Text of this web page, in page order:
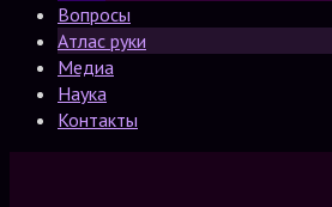
Вопросы
Атлас руки
Медиа
Наука
Контакты